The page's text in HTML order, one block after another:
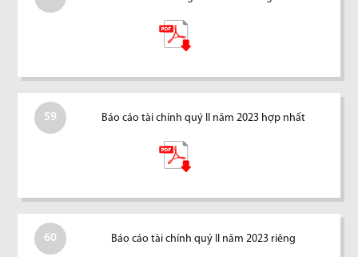
59 Báo cáo tài chính quý II năm 2023 hợp nhất
60 Báo cáo tài chính quý II năm 2023 riêng